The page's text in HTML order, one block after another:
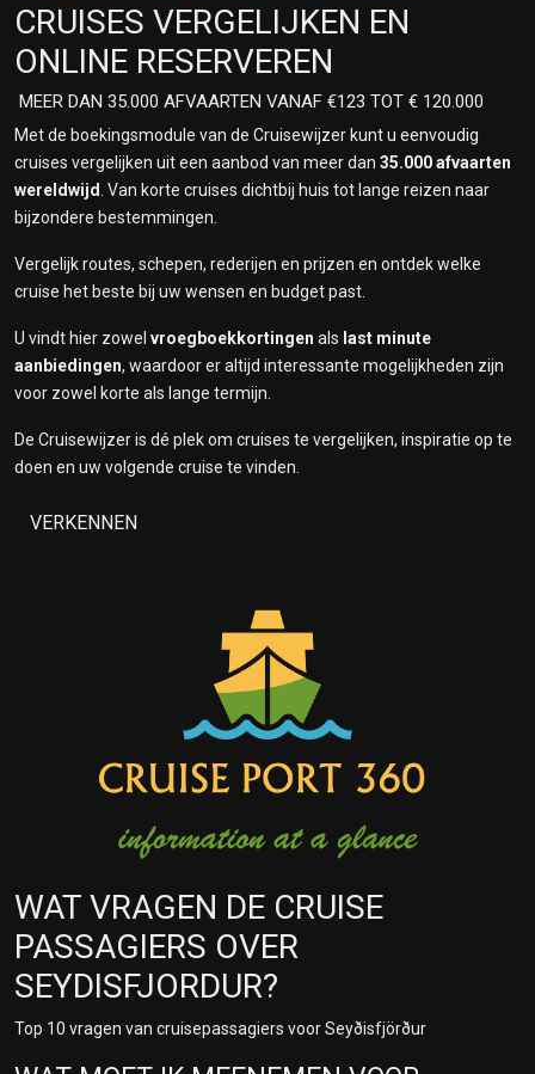
CRUISES VERGELIJKEN EN
ONLINE RESERVEREN
MEER DAN 35.000 AFVAARTEN VANAF €123 TOT € 120.000
Met de boekingsmodule van de Cruisewijzer kunt u eenvoudig
cruises vergelijken uit een aanbod van meer dan 35.000 afvaarten
wereldwijd . Van korte cruises dichtbij huis tot lange reizen naar
bijzondere bestemmingen.
Vergelijk routes, schepen, rederijen en prijzen en ontdek welke
cruise het beste bij uw wensen en budget past.
U vindt hier zowel vroegboekkortingen als last minute
aanbiedingen, waardoor er altijd interessante mogelijkheden zijn
voor zowel korte als lange termijn.
De Cruisewijzer is dé plek om cruises te vergelijken, inspiratie op te
doen en uw volgende cruise te vinden.
VERKENNEN
WAT VRAGEN DE CRUISE
PASSAGIERS OVER
SEYDISFJORDUR?
Top 10 vragen van cruisepassagiers voor Seyðisfjörður